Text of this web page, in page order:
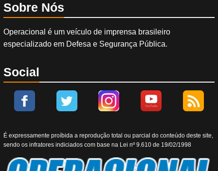
Sobre Nós
Operacional é um veículo de imprensa brasileiro
especializado em Defesa e Segurança Pública.
Social
É expressamente proíbida a reprodução total ou parcial do conteúdo deste site,
sendo os infratores indiciados com base na Lei nº 9.610 de 19/02/1998